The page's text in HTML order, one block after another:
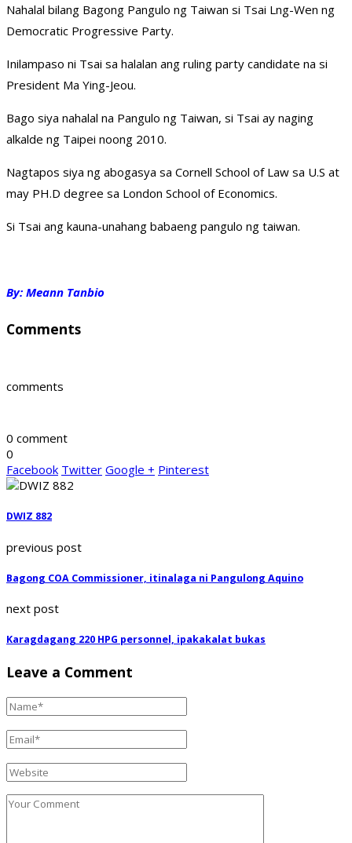
Nahalal bilang Bagong Pangulo ng Taiwan si Tsai Lng-Wen ng
Democratic Progressive Party.
Inilampaso ni Tsai sa halalan ang ruling party candidate na si
President Ma Ying-Jeou.
Bago siya nahalal na Pangulo ng Taiwan, si Tsai ay naging
alkalde ng Taipei noong 2010.
Nagtapos siya ng abogasya sa Cornell School of Law sa U.S at
may PH.D degree sa London School of Economics.
Si Tsai ang kauna-unahang babaeng pangulo ng taiwan.
By: Meann Tanbio
Comments
comments
0 comment
0
Facebook Twitter Google + Pinterest
DWIZ 882
previous post
Bagong COA Commissioner, itinalaga ni Pangulong Aquino
next post
Karagdagang 220 HPG personnel, ipakakalat bukas
Leave a Comment